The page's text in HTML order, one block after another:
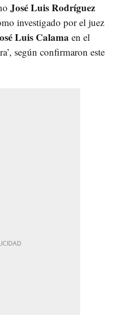
José Luis Rodríguez
investigado por el juez
Luis Calama en el
según confirmaron este